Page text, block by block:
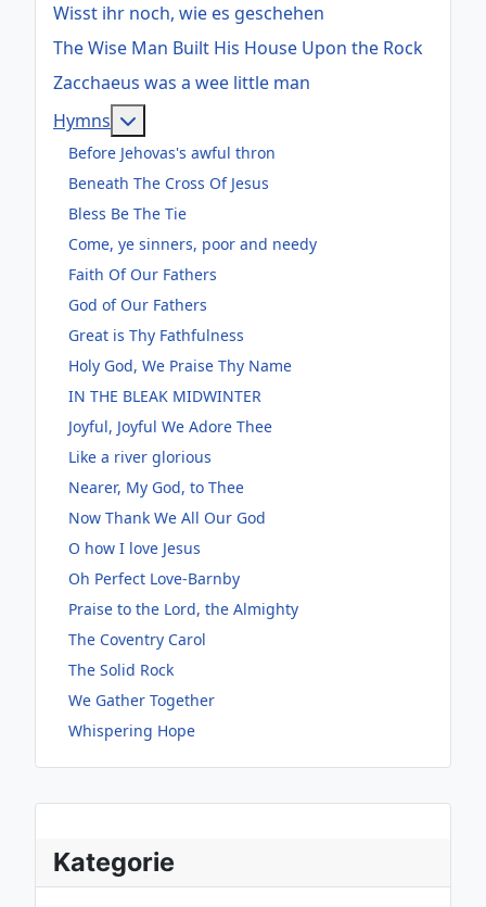
Kategorie
Wisst ihr noch, wie es geschehen
The Wise Man Built His House Upon the Rock
Zacchaeus was a wee little man
Hymns
Before Jehovas's awful thron
Beneath The Cross Of Jesus
Bless Be The Tie
Come, ye sinners, poor and needy
Faith Of Our Fathers
God of Our Fathers
Great is Thy Fathfulness
Holy God, We Praise Thy Name
IN THE BLEAK MIDWINTER
Joyful, Joyful We Adore Thee
Like a river glorious
Nearer, My God, to Thee
Now Thank We All Our God
O how I love Jesus
Oh Perfect Love-Barnby
Praise to the Lord, the Almighty
The Coventry Carol
The Solid Rock
We Gather Together
Whispering Hope